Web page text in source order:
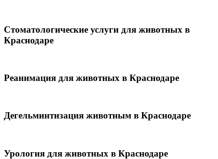
Стоматологические услуги для животных в
Краснодаре
Реанимация для животных в Краснодаре
Дегельминтизация животным в Краснодаре
Урология для животных в Краснодаре